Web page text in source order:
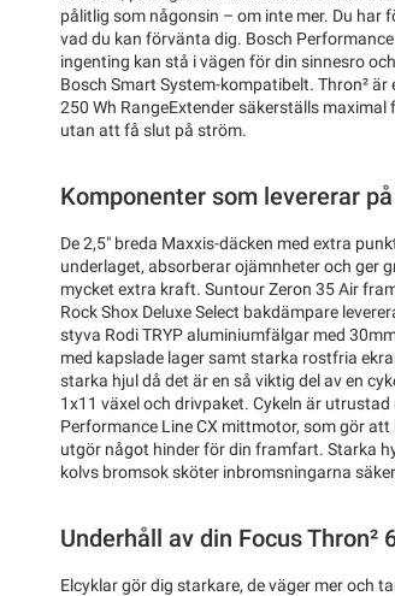
pålitlig som någonsin – om inte mer. Du
vad du kan förvänta dig. Bosch
ingenting kan stå i vägen för din sinnesro
Bosch Smart System-kompatibelt. Thron²
250 Wh RangeExtender säkerställs
utan att få slut på ström.
Komponenter som levererar
De 2,5" breda Maxxis-däcken med extra
underlaget, absorberar ojämnheter och ger
mycket extra kraft. Suntour Zeron 35 Air
Rock Shox Deluxe Select bakdämpare
styva Rodi TRYP aluminiumfälgar med
med kapslade lager samt starka rostfria
starka hjul då det är en så viktig del av en
1x11 växel och drivpaket. Cykeln är
Performance Line CX mittmotor, som gör
utgör något hinder för din framfart. Starka
kolvs bromsok sköter inbromsningarna
Underhåll av din Focus Thron²
Elcyklar gör dig starkare, de väger mer och